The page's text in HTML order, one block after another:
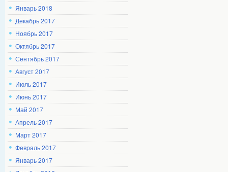
Январь 2018
Декабрь 2017
Ноябрь 2017
Октябрь 2017
Сентябрь 2017
Август 2017
Июль 2017
Июнь 2017
Май 2017
Апрель 2017
Март 2017
Февраль 2017
Январь 2017